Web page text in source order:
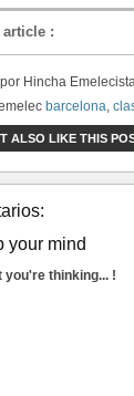
article :
Hincha
barcelona,
ALSO LIKE THIS
your mind
you're thinking... !